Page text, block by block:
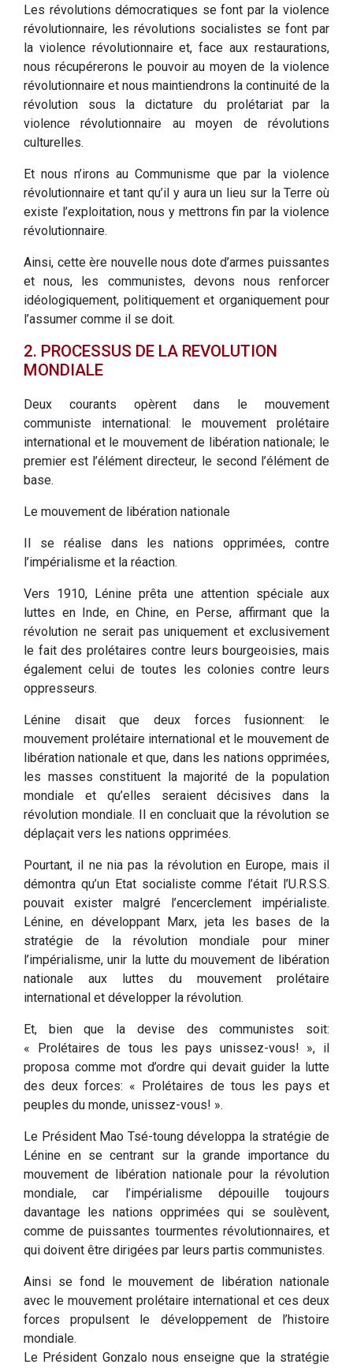
Les révolutions démocratiques se font par la violence
révolutionnaire, les révolutions socialistes se font par
la violence révolutionnaire et, face aux restaurations,
nous récupérerons le pouvoir au moyen de la violence
révolutionnaire et nous maintiendrons la continuité de la
révolution sous la dictature du prolétariat par la
violence révolutionnaire au moyen de révolutions
culturelles.
Et nous n’irons au Communisme que par la violence
révolutionnaire et tant qu’il y aura un lieu sur la Terre où
existe l’exploitation, nous y mettrons fin par la violence
révolutionnaire.
Ainsi, cette ère nouvelle nous dote d’armes puissantes
et nous, les communistes, devons nous renforcer
idéologiquement, politiquement et organiquement pour
l’assumer comme il se doit.
2. PROCESSUS DE LA REVOLUTION
MONDIALE
Deux courants opèrent dans le mouvement
communiste international: le mouvement prolétaire
international et le mouvement de libération nationale; le
premier est l’élément directeur, le second l’élément de
base.
Le mouvement de libération nationale
Il se réalise dans les nations opprimées, contre
l’impérialisme et la réaction.
Vers 1910, Lénine prêta une attention spéciale aux
luttes en Inde, en Chine, en Perse, affirmant que la
révolution ne serait pas uniquement et exclusivement
le fait des prolétaires contre leurs bourgeoisies, mais
également celui de toutes les colonies contre leurs
oppresseurs.
Lénine disait que deux forces fusionnent: le
mouvement prolétaire international et le mouvement de
libération nationale et que, dans les nations opprimées,
les masses constituent la majorité de la population
mondiale et qu’elles seraient décisives dans la
révolution mondiale. Il en concluait que la révolution se
déplaçait vers les nations opprimées.
Pourtant, il ne nia pas la révolution en Europe, mais il
démontra qu’un Etat socialiste comme l’était l’U.R.S.S.
pouvait exister malgré l’encerclement impérialiste.
Lénine, en développant Marx, jeta les bases de la
stratégie de la révolution mondiale pour miner
l’impérialisme, unir la lutte du mouvement de libération
nationale aux luttes du mouvement prolétaire
international et développer la révolution.
Et, bien que la devise des communistes soit:
« Prolétaires de tous les pays unissez-vous! », il
proposa comme mot d’ordre qui devait guider la lutte
des deux forces: « Prolétaires de tous les pays et
peuples du monde, unissez-vous! ».
Le Président Mao Tsé-toung développa la stratégie de
Lénine en se centrant sur la grande importance du
mouvement de libération nationale pour la révolution
mondiale, car l’impérialisme dépouille toujours
davantage les nations opprimées qui se soulèvent,
comme de puissantes tourmentes révolutionnaires, et
qui doivent être dirigées par leurs partis communistes.
Ainsi se fond le mouvement de libération nationale
avec le mouvement prolétaire international et ces deux
forces propulsent le développement de l’histoire
mondiale.
Le Président Gonzalo nous enseigne que la stratégie